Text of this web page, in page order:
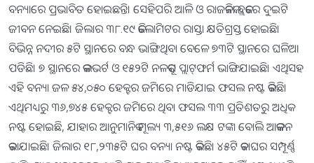
ବନ୍ୟାରେ ପ୍ରଭାବିତ ହୋଇଛନ୍ତି। ସେହିପରି ଆଳି ଓ ରାଜକନିକା ବ୍ଲକରେ ଦୁଇଟି
ଜୀବନ ନେଇଛି। ଜିଲାର ୩୮.୧୯ କିଲୋମିଟର ରାସ୍ତା କ୍ଷତିଗ୍ରସ୍ତ ହୋଇଛି।
ବିଭିନ୍ନ ନଦୀର ୫ଟି ସ୍ଥାନରେ ବନ୍ଧ ଭାଙ୍ଗିଥିବା ବେଳେ ୭୩ଟି ସ୍ଥାନରେ ଘଳିଆ
ପଡିଛି। ୭ ସ୍ଥାନରେ କଲଭର୍ଟ ଓ ୧୫୨ଟି ନଳକୂପ ପ୍ଲାଟ୍‌ଫର୍ମ ଭାଙ୍ଗିଯାଇଛି। ଏଥିସହ
ଏହି ବନ୍ୟା ଜଳ ୫୪,୦୫୦ ହେକ୍ଟର ଜମିରେ ମାଡିଯାଇ ଫସଲ ନଷ୍ଟ କରିଛି।
ଏଥିମଧ୍ୟରୁ ୩୬,୭୪୫ ହେକ୍ଟର ଜମିରେ ଥିବା ଫସଲ ୩୩ ପ୍ରତିଶତରୁ ଅଧିକ
ନଷ୍ଟ ହୋଇଛି, ଯାହାର ଆନୁମାନିକ ମୂଲ୍ୟ ୩,୫୧୬ ଲକ୍ଷ ଟଙ୍କା ବୋଲି ଆକଳନ
କରାଯାଇଛି। ଜିଲାର ୧୮,୨୩୫ଟି ଘର ବନ୍ୟା ନଷ୍ଟ କରିଛି। ୪୫ଟି କଚାଘର ସମ୍ପୂର୍ଣ୍ଣ